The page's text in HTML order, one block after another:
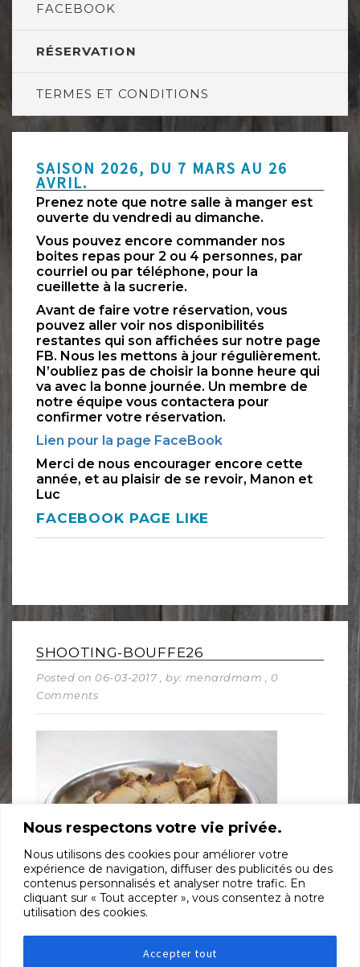
Nous respectons votre vie privée.
Nous utilisons des cookies pour améliorer votre
expérience de navigation, diffuser des publicités ou des
contenus personnalisés et analyser notre trafic. En
cliquant sur « Tout accepter », vous consentez à notre
utilisation des cookies.
Accepter tout
FACEBOOK
RÉSERVATION
TERMES ET CONDITIONS
SAISON 2026, DU 7 MARS AU 26
AVRIL.
Prenez note que notre salle à manger est
ouverte du vendredi au dimanche.
Vous pouvez encore commander nos
boites repas pour 2 ou 4 personnes, par
courriel ou par téléphone, pour la
cueillette à la sucrerie.
Avant de faire votre réservation, vous
pouvez aller voir nos disponibilités
restantes qui son affichées sur notre page
FB. Nous les mettons à jour régulièrement.
N’oubliez pas de choisir la bonne heure qui
va avec la bonne journée. Un membre de
notre équipe vous contactera pour
confirmer votre réservation.
Lien pour la page FaceBook
Merci de nous encourager encore cette
année, et au plaisir de se revoir, Manon et
Luc
FACEBOOK PAGE LIKE
SHOOTING-BOUFFE26
Posted on 06-03-2017 , by: menardmam
, 0
Comments
SHARE: